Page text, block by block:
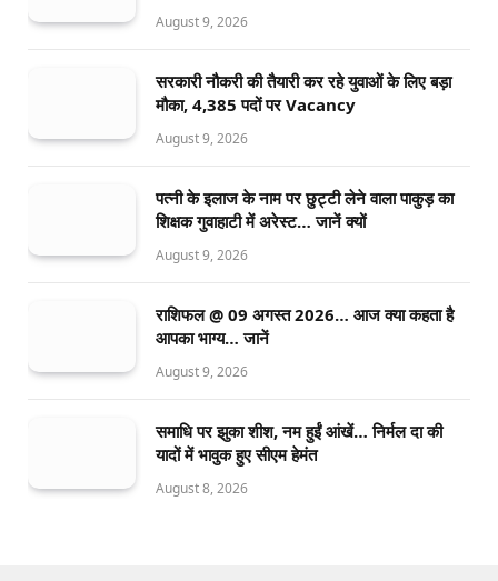
August 9, 2026
सरकारी नौकरी की तैयारी कर रहे युवाओं के लिए बड़ा
मौका, 4,385 पदों पर Vacancy
August 9, 2026
पत्नी के इलाज के नाम पर छुट्टी लेने वाला पाकुड़ का
शिक्षक गुवाहाटी में अरेस्ट… जानें क्यों
August 9, 2026
राशिफल @ 09 अगस्त 2026… आज क्या कहता है
आपका भाग्य… जानें
August 9, 2026
समाधि पर झुका शीश, नम हुईं आंखें… निर्मल दा की
यादों में भावुक हुए सीएम हेमंत
August 8, 2026